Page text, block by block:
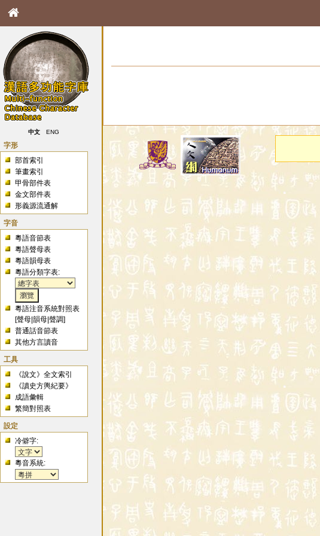
中文 ENG
字形
部首索引
筆畫索引
甲骨部件表
金文部件表
形義源流通解
字音
粵語音節表
粵語聲母表
粵語韻母表
粵語分類字表:
粵語注音系統對照表
[聲母 |韻母 |聲調]
普通話音節表
其他方言讀音
工具
《說文》全文索引
《讀史方輿紀要》
成語彙輯
繁簡對照表
設定
冷僻字:
粵音系統: